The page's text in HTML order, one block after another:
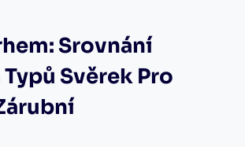
Srovnání
Svěrek Pro